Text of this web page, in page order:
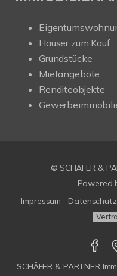
Häuser zum Kauf
Grundstücke
Mietangebote
Renditeobjekte
© SCHÄFER &
Powered
Impressum
Datenschutz
SCHÄFER & PARTNER